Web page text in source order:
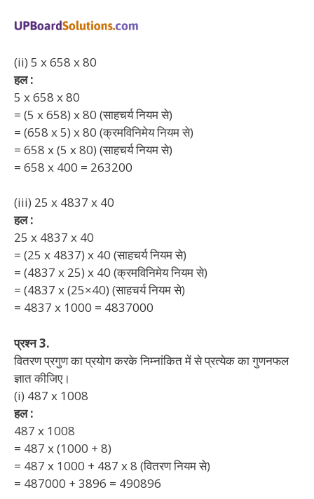
(ii) 5 x 658 x 80
हल :
5 x 658 x 80
= (5 x 658) x 80 (साहचर्य नियम से)
= (658 x 5) x 80 (क्रमविनिमेय नियम से)
= 658 x (5 x 80) (साहचर्य नियम से)
= 658 x 400 = 263200
(iii) 25 x 4837 x 40
हल :
25 x 4837 x 40
= (25 x 4837) x 40 (साहचर्य नियम से)
= (4837 x 25) x 40 (क्रमविनिमेय नियम से)
= (4837 x (25×40) (साहचर्य नियम से)
= 4837 x 1000 = 4837000
प्रश्न 3.
वितरण प्रगुण का प्रयोग करके निम्नांकित में से प्रत्येक का गुणनफल
ज्ञात कीजिए।
(i) 487 x 1008
हल :
487 x 1008
= 487 x (1000 + 8)
= 487 x 1000 + 487 x 8 (वितरण नियम से)
= 487000 + 3896 = 490896